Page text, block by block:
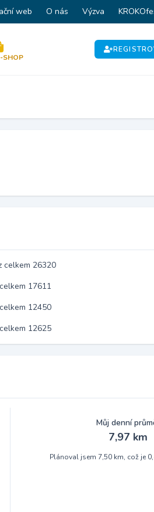
web O nás Výzva
SHOP
celkem 26320
17611
12450
12625
Můj denní
7,97 km
Plánoval jsem 7,50 km, což je